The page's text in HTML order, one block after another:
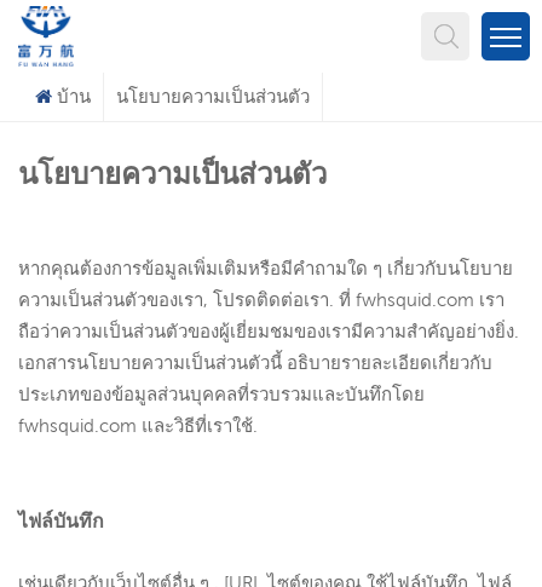
บ้าน นโยบายความเป็นส่วนตัว
นโยบายความเป็นส่วนตัว
หากคุณต้องการข้อมูลเพิ่มเติมหรือมีคำถามใด ๆ เกี่ยวกับนโยบาย
ความเป็นส่วนตัวของเรา, โปรดติดต่อเรา. ที่ fwhsquid.com เรา
ถือว่าความเป็นส่วนตัวของผู้เยี่ยมชมของเรามีความสำคัญอย่างยิ่ง.
เอกสารนโยบายความเป็นส่วนตัวนี้ อธิบายรายละเอียดเกี่ยวกับ
ประเภทของข้อมูลส่วนบุคคลที่รวบรวมและบันทึกโดย
fwhsquid.com และวิธีที่เราใช้.
ไฟล์บันทึก
เช่นเดียวกับเว็บไซต์อื่น ๆ , [URL ไซต์ของคุณ ใช้ไฟล์บันทึก. ไฟล์